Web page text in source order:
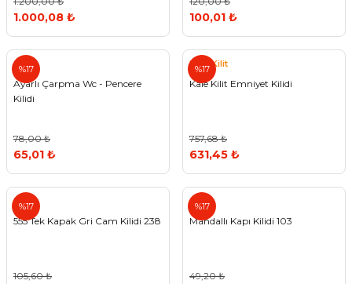
1.000,08 ₺ 100,01 ₺
%17
Ayarlı Çarpma Wc - Pencere
Kilidi
78,00 ₺
65,01 ₺
%17
Kale Kilit
Kale Kilit Emniyet Kilidi
757,68 ₺
631,45 ₺
%17
555
555 Tek Kapak Gri Cam Kilidi 238
105,60 ₺
%17
Mandallı Kapı Kilidi 103
49,20 ₺